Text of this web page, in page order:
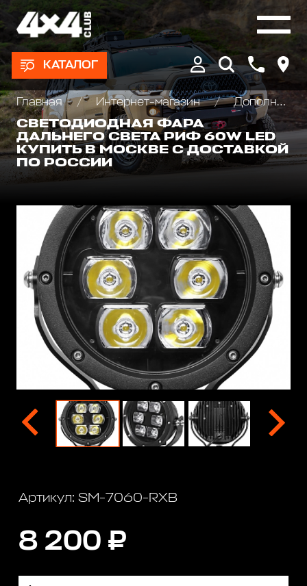
КАТАЛОГ
Главная Интернет-магазин
Дополнительные фары : Светодиодные, Галогеновые , Ксеноновые
СВЕТОДИОДНАЯ ФАРА
ДАЛЬНЕГО СВЕТА РИФ 60W LED
КУПИТЬ В МОСКВЕ С ДОСТАВКОЙ
ПО РОССИИ
Артикул: SM-7060-RXB
8 200 ₽